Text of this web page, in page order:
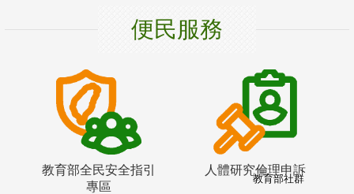
便民服務
教育部全民安全指引
專區
人體研究倫理申訴
教育部社群